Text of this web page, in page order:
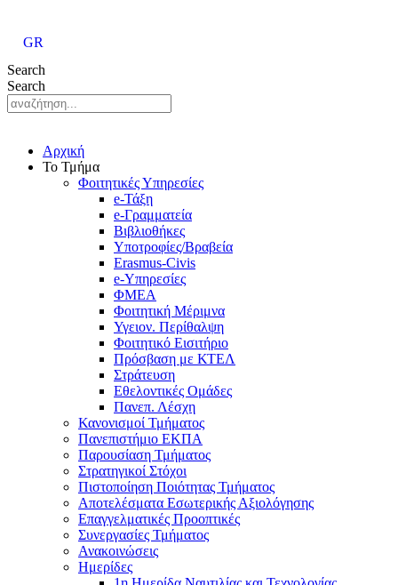
περιεχόμενο
GR
Search
Search
Αρχική
Το Τμήμα
Φοιτητικές Υπηρεσίες
e-Τάξη
e-Γραμματεία
Βιβλιοθήκες
Υποτροφίες/Βραβεία
Erasmus-Civis
e-Υπηρεσίες
ΦΜΕΑ
Φοιτητική Μέριμνα
Υγειον. Περίθαλψη
Φοιτητικό Εισιτήριο
Πρόσβαση με ΚΤΕΛ
Στράτευση
Εθελοντικές Ομάδες
Πανεπ. Λέσχη
Κανονισμοί Τμήματος
Πανεπιστήμιο ΕΚΠΑ
Παρουσίαση Τμήματος
Στρατηγικοί Στόχοι
Πιστοποίηση Ποιότητας Τμήματος
Αποτελέσματα Εσωτερικής Αξιολόγησης
Επαγγελματικές Προοπτικές
Συνεργασίες Τμήματος
Ανακοινώσεις
Ημερίδες